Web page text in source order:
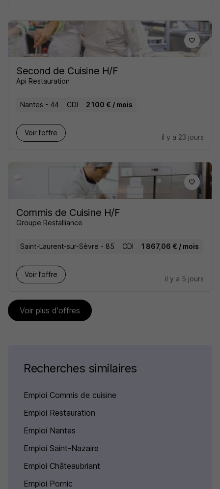
Second de Cuisine H/F
Api Restauration
Nantes - 44 CDI 2 100 € / mois
Voir l’offre
il y a 23 jours
Commis de Cuisine H/F
Groupe Restalliance
Saint-Laurent-sur-Sèvre - 85 CDI 1 867,06 € / mois
Voir l’offre
il y a 5 jours
Voir plus d'offres
Recherches similaires
Emploi Commis de cuisine
Emploi Restauration
Emploi Nantes
Emploi Saint-Nazaire
Emploi Châteaubriant
Emploi Pornic